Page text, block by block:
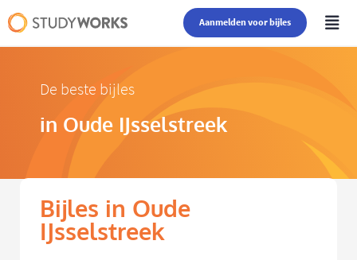
Aanmelden voor bijles
De beste bijles
in Oude IJsselstreek
Bijles in Oude
IJsselstreek